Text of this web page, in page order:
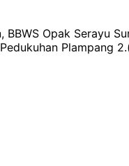
Opak Serayu
Plampang